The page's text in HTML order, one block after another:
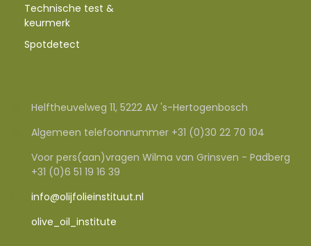
Technische test &
keurmerk
Spotdetect
Helftheuvelweg 11, 5222 AV 's-Hertogenbosch
Algemeen telefoonnummer +31 (0)30 22 70 104
Voor pers(aan)vragen Wilma van Grinsven - Padberg
+31 (0)6 51 19 16 39
info@olijfolieinstituut.nl
olive_oil_institute